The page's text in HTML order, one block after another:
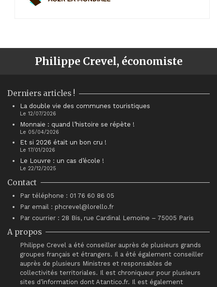
Philippe Crevel, économiste
Derniers articles !
La double vie des communes touristiques
Le 12/07/2026
Monnaie : quand l’histoire se répète !
Le 05/04/2026
Et si 2026 était un bon cru !
Le 17/01/2026
Le Louvre : un cas d’école !
Le 22/12/2025
Contact
Par téléphone : 01 76 60 86 05
Par email : phcrevel@lorello.fr
Par courrier : 28 Bis, rue Cardinal Lemoine – 75005 Paris
A propos
Philippe Crevel a été conseiller auprès de plusieurs grands
groupes français et étrangers. Il a été également conseiller
auprès de plusieurs Ministres et responsables de
collectivités territoriales. Il est chroniqueur pour plusieurs
sites d’information dont Atantico.fr. Il est également